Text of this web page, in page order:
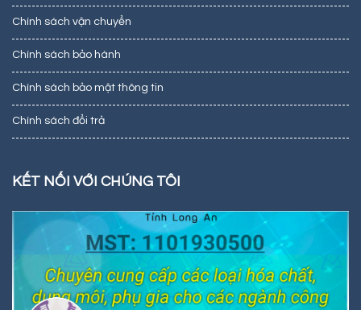
Chính sách vận chuyển
Chính sách bảo hành
Chính sách bảo mật thông tin
Chính sách đổi trả
KẾT NỐI VỚI CHÚNG TÔI